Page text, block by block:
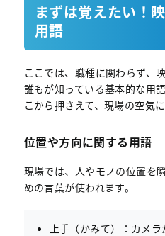
まずは覚えたい！
用語
ここでは、職種に関わらず、
誰もが知っている基本的な用
こから押さえて、現場の空気
位置や方向に関する用語
現場では、人やモノの位置を
めの言葉が使われます。
上手（かみて）：カメラ